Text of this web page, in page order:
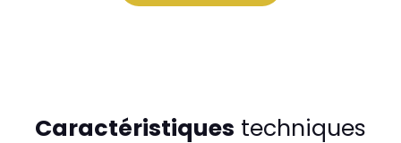
Caractéristiques techniques